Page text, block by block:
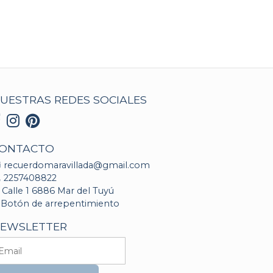
REDES SOCIALES
recuerdomaravillada@gmail.com
2257408822
Calle 1 6886 Mar del Tuyú
Botón de arrepentimiento